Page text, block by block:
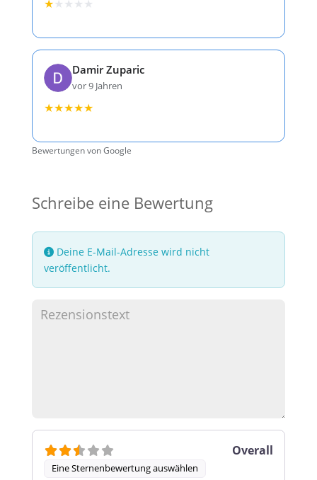
★★ ★ ★ ★
Damir Zuparic
vor 9 Jahren
★★★★★
Bewertungen von Google
Schreibe eine Bewertung
Deine E-Mail-Adresse wird nicht
veröffentlicht.
Eine Sternenbewertung auswählen
Overall